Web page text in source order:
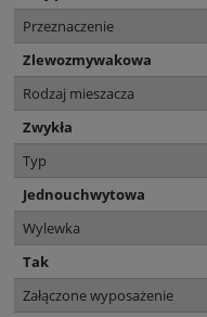
Przeznaczenie
Zlewozmywakowa
Rodzaj mieszacza
Zwykła
Typ
Jednouchwytowa
Wylewka
Tak
Załączone wyposażenie